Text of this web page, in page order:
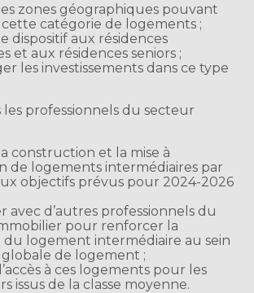
zones géographiques pouvant
catégorie de logements ;
dispositif aux résidences
et aux résidences seniors ;
les investissements dans ce type
les professionnels du secteur
construction et la mise à
de logements intermédiaires par
objectifs prévus pour 2024-2026
avec d’autres professionnels du
pour renforcer la
du logement intermédiaire au sein
globale de logement ;
à ces logements pour les
issus de la classe moyenne.